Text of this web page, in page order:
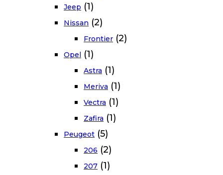
Jeep (1)
Nissan (2)
Frontier (2)
Opel (1)
Astra (1)
Meriva (1)
Vectra (1)
Zafira (1)
Peugeot (5)
206 (2)
207 (1)